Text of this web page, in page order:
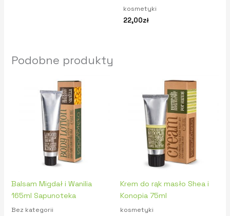
kosmetyki
22,00zł
Podobne produkty
Balsam Migdał i Wanilia
165ml Sapunoteka
Bez kategorii
Krem do rąk masło Shea i
Konopia 75ml
kosmetyki